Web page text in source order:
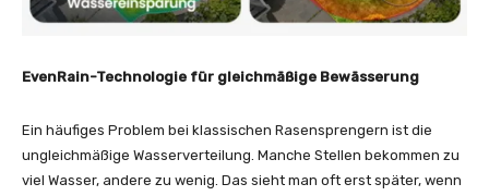
EvenRain-Technologie für gleichmäßige Bewässerung
Ein häufiges Problem bei klassischen Rasensprengern ist die
ungleichmäßige Wasserverteilung. Manche Stellen bekommen zu
viel Wasser, andere zu wenig. Das sieht man oft erst später, wenn